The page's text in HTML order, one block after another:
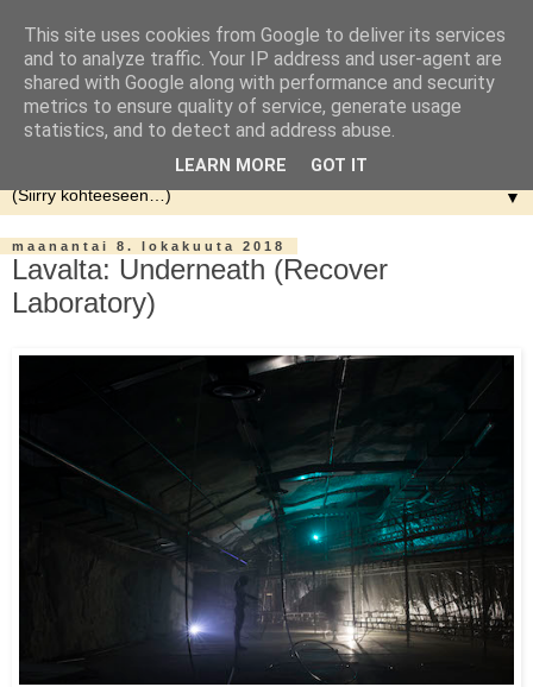
▼
maanantai 8. lokakuuta 2018
Lavalta: Underneath (Recover
Laboratory)
This site uses cookies from Google to deliver its services
and to analyze traffic. Your IP address and user-agent are
shared with Google along with performance and security
metrics to ensure quality of service, generate usage
statistics, and to detect and address abuse.
LEARN MORE GOT IT